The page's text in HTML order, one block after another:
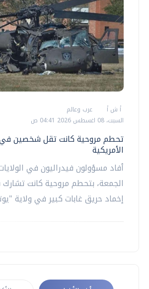
أ ش أ
عرب وعالم
السبت، 08 اغسطس 2026 04:41 ص
تحطم مروحية كانت تقل شخصين في
الأمريكية
أفاد مسؤولون فيدراليون في
الجمعة، بتحطم مروحية كانت
إخماد حريق غابات كبير في ولاية